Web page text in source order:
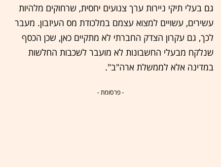
גם בעלי תיקי ניירות ערך צנועים יחסית, שרחוקים מלהיות
עשירים, עשויים למצוא עצמם במלכודת מס העיזבון. מעבר
לכך, גם עקרון הצדק החברתי לא מתקיים כאן, שכן הכסף
שנלקח מבעלי החשבונות לא מועבר לשכבות החלשות
במדינה אלא לממשלת ארה"ב".
- פרסומת -